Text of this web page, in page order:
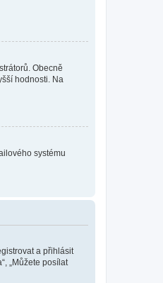
Obecně
hodnosti. Na
systému
a přihlásit
„Můžete posílat